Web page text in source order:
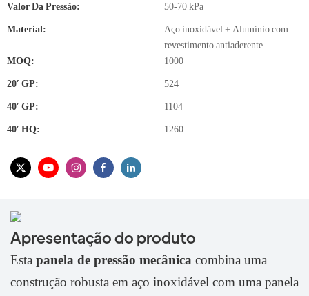
Valor Da Pressão: 50-70 kPa
Material:
Aço inoxidável + Alumínio com
revestimento antiaderente
MOQ:
1000
20′ GP: 524
40′ GP: 1104
40′ HQ: 1260
Apresentação do produto
Esta panela de pressão mecânica combina uma
construção robusta em aço inoxidável com uma panela